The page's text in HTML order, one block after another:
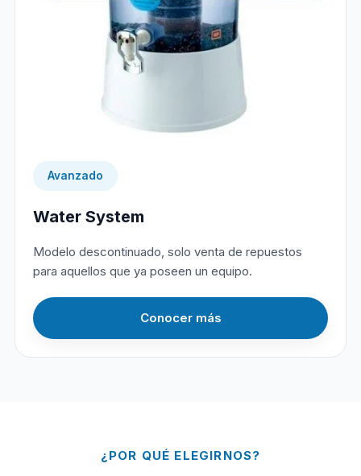
Avanzado
Water System
Modelo descontinuado, solo venta de repuestos
para aquellos que ya poseen un equipo.
Conocer más
¿POR QUÉ ELEGIRNOS?